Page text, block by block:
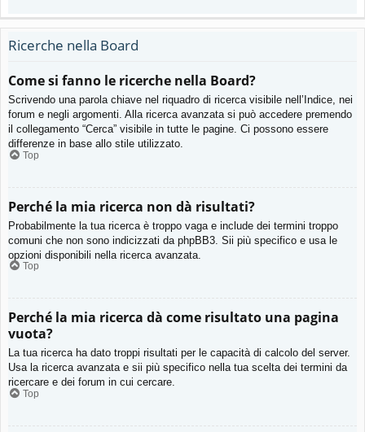
Ricerche nella Board
Come si fanno le ricerche nella Board?
Scrivendo una parola chiave nel riquadro di ricerca visibile nell’Indice, nei
forum e negli argomenti. Alla ricerca avanzata si può accedere premendo
il collegamento “Cerca” visibile in tutte le pagine. Ci possono essere
differenze in base allo stile utilizzato.
Top
Perché la mia ricerca non dà risultati?
Probabilmente la tua ricerca è troppo vaga e include dei termini troppo
comuni che non sono indicizzati da phpBB3. Sii più specifico e usa le
opzioni disponibili nella ricerca avanzata.
Top
Perché la mia ricerca dà come risultato una pagina
vuota?
La tua ricerca ha dato troppi risultati per le capacità di calcolo del server.
Usa la ricerca avanzata e sii più specifico nella tua scelta dei termini da
ricercare e dei forum in cui cercare.
Top